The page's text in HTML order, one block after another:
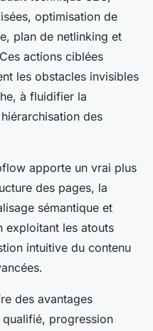
optimisation de
plan de netlinking et
actions ciblées
les obstacles invisibles
à fluidifier la
des
apporte un vrai plus
des pages, la
sémantique et
exploitant les atouts
intuitive du contenu
des avantages
progression